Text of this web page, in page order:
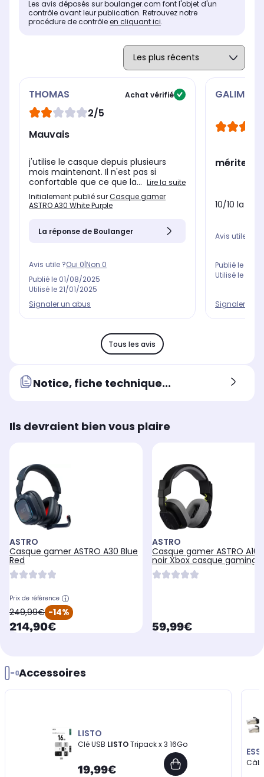
20 Hz - 20 KHz
Sensibilité
20 Hz - 20 KHz
Sensibilité
Les avis déposés sur boulanger.com font l'objet d'un
contrôle avant leur publication. Retrouvez notre
procédure de contrôleen cliquant ici.
THOMAS Achat vérifié
2/5
Mauvais
j'utilise le casque depuis plusieurs
mois maintenant. Il n'est pas si
confortable que ce que la... Lire la suite
Initialement publié surCasque gamer
ASTRO A30 White Purple
La réponse de Boulanger
Avis utile ?Oui 0 Non 0
Publié le 01/08/2025
Utilisé le 21/01/2025
Signaler un abus
GALIMIR
mérite
10/10 la
Avis utile ?
Publié le
Utilisé le
Signaler un
Tous les avis
Notice, fiche technique...
Ils devraient bien vous plaire
ASTRO
Casque gamer ASTRO A30 Blue
Red
Prix de référence
oldPrice
249,99€ -14%
currentPrice
214,90€
ASTRO
Casque gamer ASTRO A10
noir Xbox casque
currentPrice
59,99€
Accessoires
LISTO
Clé USB LISTO Tripack x 3 16Go
19,99€